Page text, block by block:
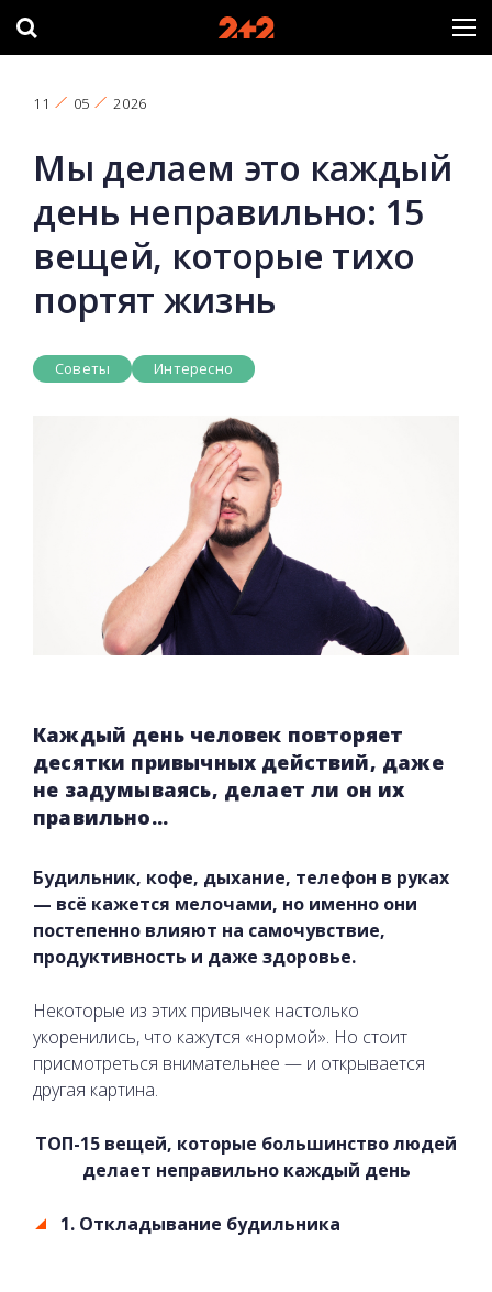
11 05 2026
Мы делаем это каждый
день неправильно: 15
вещей, которые тихо
портят жизнь
Советы Интересно
Каждый день человек повторяет
десятки привычных действий, даже
не задумываясь, делает ли он их
правильно...
Будильник, кофе, дыхание, телефон в руках
— всё кажется мелочами, но именно они
постепенно влияют на самочувствие,
продуктивность и даже здоровье.
Некоторые из этих привычек настолько
укоренились, что кажутся «нормой». Но стоит
присмотреться внимательнее — и открывается
другая картина.
ТОП-15 вещей, которые большинство людей
делает неправильно каждый день
1. Откладывание будильника